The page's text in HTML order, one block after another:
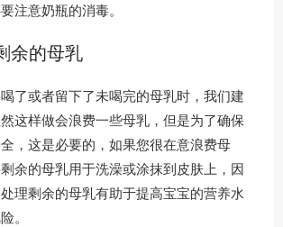
注意奶瓶的消毒。
余的母乳
了或者留下了未喝完的母乳时，我们建
这样做会浪费一些母乳，但是为了确保
，这是必要的，如果您很在意浪费母
余的母乳用于洗澡或涂抹到皮肤上，因
理剩余的母乳有助于提高宝宝的营养水
。